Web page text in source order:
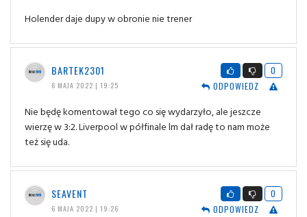
Holender daje dupy w obronie nie trener
BARTEK2301
6 MAJA 2022 | 19:25
0
ODPOWIEDZ
Nie będę komentował tego co się wydarzyło, ale jeszcze
wierzę w 3:2. Liverpool w półfinale lm dał radę to nam może
też się uda.
SEAVENT
6 MAJA 2022 | 19:26
0
ODPOWIEDZ